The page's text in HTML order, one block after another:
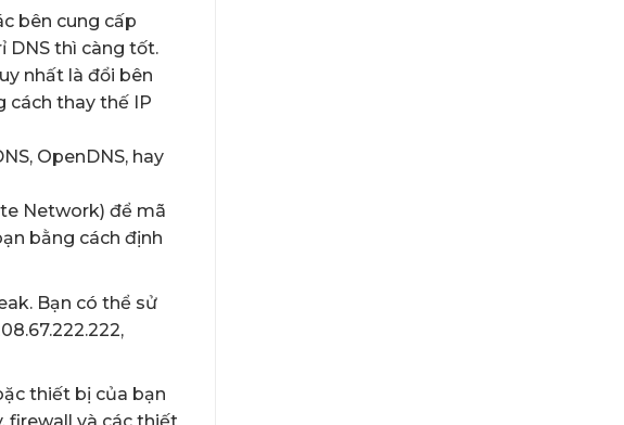
bên cung cấp
DNS thì càng tốt.
nhất là đổi bên
cách thay thế IP
OpenDNS, hay
Network) để mã
bằng cách định
Bạn có thể sử
thiết bị của bạn